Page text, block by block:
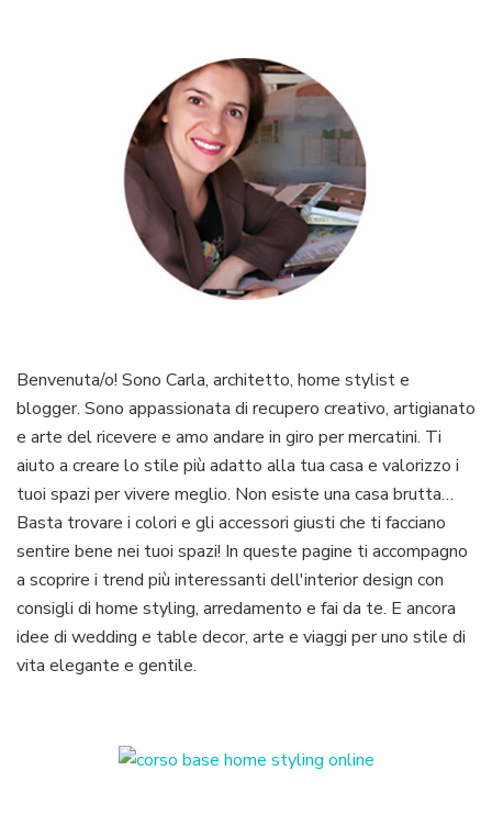
Benvenuta/o! Sono Carla, architetto, home stylist e
blogger. Sono appassionata di recupero creativo, artigianato
e arte del ricevere e amo andare in giro per mercatini. Ti
aiuto a creare lo stile più adatto alla tua casa e valorizzo i
tuoi spazi per vivere meglio. Non esiste una casa brutta…
Basta trovare i colori e gli accessori giusti che ti facciano
sentire bene nei tuoi spazi! In queste pagine ti accompagno
a scoprire i trend più interessanti dell'interior design con
consigli di home styling, arredamento e fai da te. E ancora
idee di wedding e table decor, arte e viaggi per uno stile di
vita elegante e gentile.